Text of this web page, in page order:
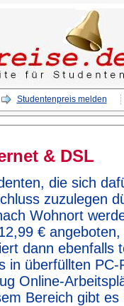
Studentenpreis melden
& DSL
die sich
zuzulegen
Wohnort
€
dann ebenfalls
in überfüllten
Online-
Bereich gibt